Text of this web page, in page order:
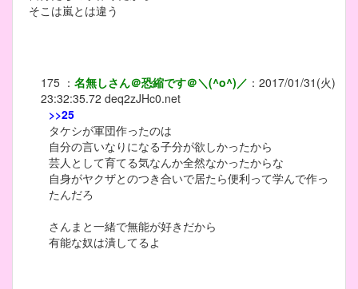
そこは嵐とは違う
175 ： 名無しさん＠恐縮です＠＼(^o^)／ ： 2017/01/31(火)
23:32:35.72 deq2zJHc0.net
>>25
タケシが軍団作ったのは
自分の言いなりになる子分が欲しかったから
芸人として育てる気なんか全然なかったからな
自身がヤクザとのつき合いで居たら便利って学んで作っ
たんだろ
さんまと一緒で無能が好きだから
有能な奴は潰してるよ